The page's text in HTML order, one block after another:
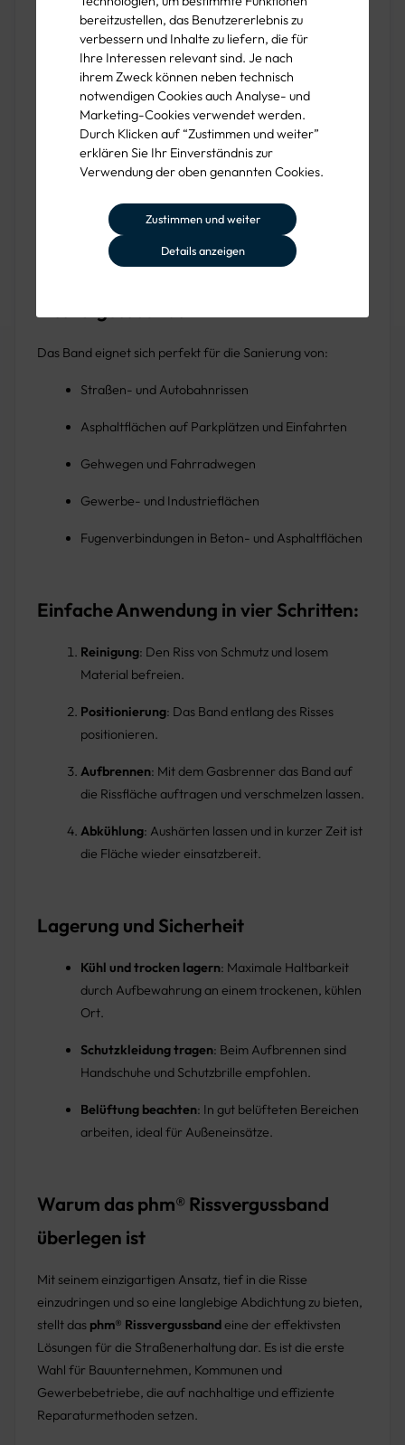
bereitzustellen, das Benutzererlebnis zu
verbessern und Inhalte zu liefern, die für
Ihre Interessen relevant sind. Je nach
ihrem Zweck können neben technisch
notwendigen Cookies auch Analyse- und
Marketing-Cookies verwendet werden.
Durch Klicken auf “Zustimmen und weiter”
erklären Sie Ihr Einverständnis zur
Verwendung der oben genannten Cookies.
Zustimmen und weiter
Details anzeigen
Hergestellt in Deutschland für höchste
Qualität
Das phm® Rissvergussband wird in Deutschland produziert
und erfüllt höchste Standards in Material und
Verarbeitung. Es ist eine bewährte Lösung für
anspruchsvolle Straßenbauprojekte, die Qualität und
Effizienz im Fokus haben.
Das Band eignet sich perfekt für die Sanierung von:
Straßen- und Autobahnrissen
Asphaltflächen auf Parkplätzen und Einfahrten
Gehwegen und Fahrradwegen
Gewerbe- und Industrieflächen
Fugenverbindungen in Beton- und Asphaltflächen
Einfache Anwendung in vier Schritten:
Reinigung: Den Riss von Schmutz und losem
Material befreien.
Positionierung: Das Band entlang des Risses
positionieren.
Aufbrennen: Mit dem Gasbrenner das Band auf
die Rissfläche auftragen und verschmelzen lassen.
Abkühlung: Aushärten lassen und in kurzer Zeit ist
die Fläche wieder einsatzbereit.
Lagerung und Sicherheit
Kühl und trocken lagern: Maximale Haltbarkeit
durch Aufbewahrung an einem trockenen, kühlen
Ort.
Schutzkleidung tragen: Beim Aufbrennen sind
Handschuhe und Schutzbrille empfohlen.
Belüftung beachten: In gut belüfteten Bereichen
arbeiten, ideal für Außeneinsätze.
Warum das phm® Rissvergussband
überlegen ist
Mit seinem einzigartigen Ansatz, tief in die Risse
einzudringen und so eine langlebige Abdichtung zu bieten,
stellt das phm® Rissvergussbandeine der effektivsten
Lösungen für die Straßenerhaltung dar. Es ist die erste
Wahl für Bauunternehmen, Kommunen und
Gewerbebetriebe, die auf nachhaltige und effiziente
Reparaturmethoden setzen.